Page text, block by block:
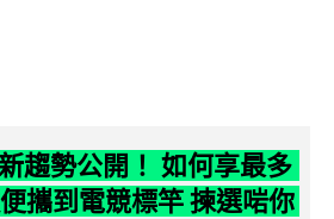
趨勢公開！ 如何享最多
攜到電競標竿 揀選啱你